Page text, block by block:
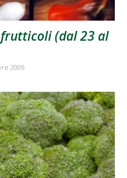
(dal 23 al
2009